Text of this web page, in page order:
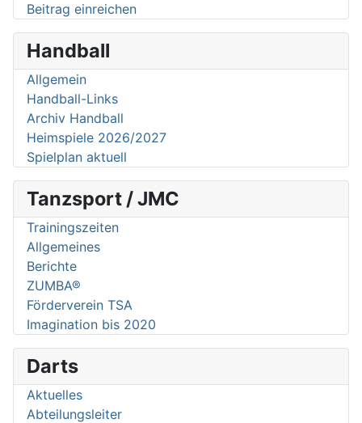
Beitrag einreichen
Handball
Allgemein
Handball-Links
Archiv Handball
Heimspiele 2026/2027
Spielplan aktuell
Tanzsport / JMC
Trainingszeiten
Allgemeines
Berichte
ZUMBA®
Förderverein TSA
Imagination bis 2020
Darts
Aktuelles
Abteilungsleiter